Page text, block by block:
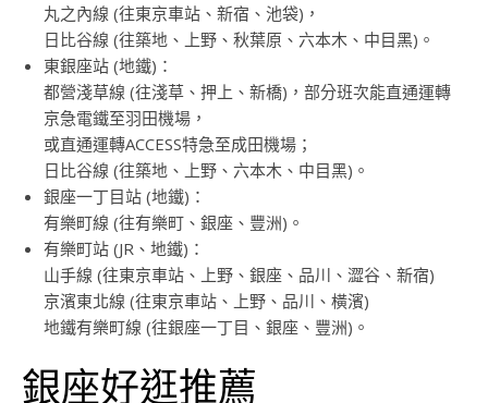
丸之內線 (往東京車站、新宿、池袋)，
日比谷線 (往築地、上野、秋葉原、六本木、中目黑)。
東銀座站 (地鐵)：
都營淺草線 (往淺草、押上、新橋)，部分班次能直通運轉
京急電鐵至羽田機場，
或直通運轉ACCESS特急至成田機場；
日比谷線 (往築地、上野、六本木、中目黑)。
銀座一丁目站 (地鐵)：
有樂町線 (往有樂町、銀座、豐洲)。
有樂町站 (JR、地鐵)：
山手線 (往東京車站、上野、銀座、品川、澀谷、新宿)
京濱東北線 (往東京車站、上野、品川、橫濱)
地鐵有樂町線 (往銀座一丁目、銀座、豐洲)。
銀座好逛推薦